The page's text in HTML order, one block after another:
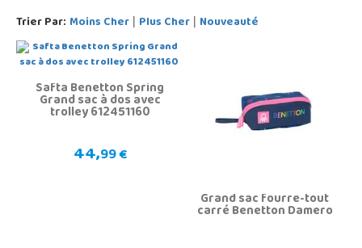
Trier Par: Moins Cher | Plus Cher | Nouveauté
Safta Benetton Spring
Grand sac à dos avec
trolley 612451160
44,99 €
Grand sac fourre-tout
carré Benetton Damero